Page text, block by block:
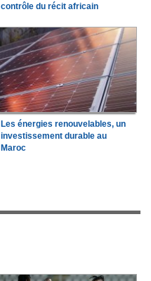
contrôle du récit africain
Les énergies renouvelables, un
investissement durable au
Maroc